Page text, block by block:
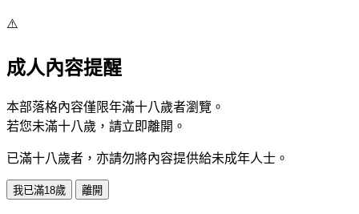
⚠️
成人內容提醒
本部落格內容僅限年滿十八歲者瀏覽。
若您未滿十八歲，請立即離開。
已滿十八歲者，亦請勿將內容提供給未成年人士。
我已滿18歲 離開